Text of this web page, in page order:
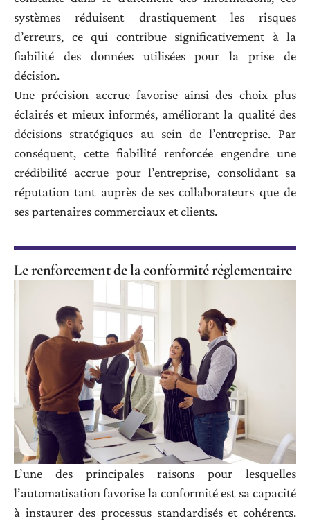
systèmes réduisent drastiquement les risques
d’erreurs, ce qui contribue significativement à la
fiabilité des données utilisées pour la prise de
décision.
Une précision accrue favorise ainsi des choix plus
éclairés et mieux informés, améliorant la qualité des
décisions stratégiques au sein de l’entreprise. Par
conséquent, cette fiabilité renforcée engendre une
crédibilité accrue pour l’entreprise, consolidant sa
réputation tant auprès de ses collaborateurs que de
ses partenaires commerciaux et clients.
Le renforcement de la conformité réglementaire
L’une des principales raisons pour lesquelles
l’automatisation favorise la conformité est sa capacité
à instaurer des processus standardisés et cohérents.